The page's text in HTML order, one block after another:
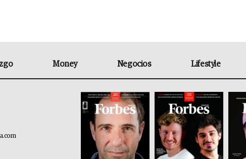
Money Negocios Lifestyle